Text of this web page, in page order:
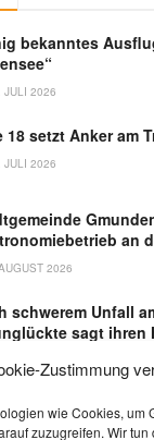
Zustimmung
wie Cookies, um
zuzugreifen. Wir
bekanntes
JULI 2026
18 setzt Anker am
JULI 2026
an
2026
schwerem Unfall
sagt ihren
2026